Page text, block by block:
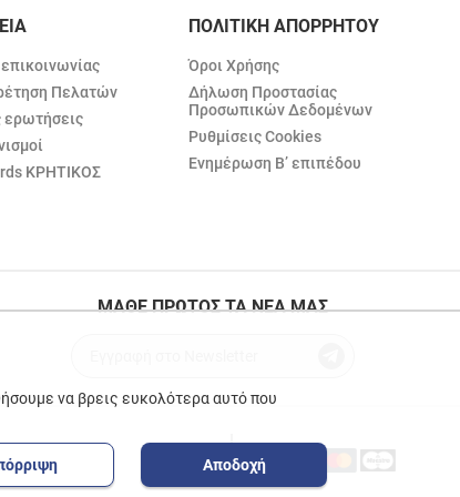
Πελατών
ερωτήσεις
ΚΡΗΤΙΚΟΣ
ΠΟΛΙΤΙΚΗ ΑΠΟΡΡΗΤΟΥ
Όροι Χρήσης
Δήλωση Προστασίας
Προσωπικών Δεδομένων
Ρυθμίσεις Cookies
Ενημέρωση Β’ επιπέδου
ΜΑΘΕ ΠΡΩΤΟΣ ΤΑ ΝΕΑ ΜΑΣ
να βρεις ευκολότερα αυτό που
Αποδοχή